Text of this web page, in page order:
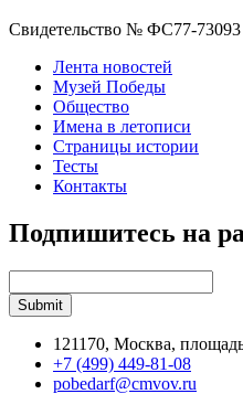
Свидетельство № ФС77-73093
Лента новостей
Музей Победы
Общество
Имена в летописи
Страницы истории
Тесты
Контакты
Подпишитесь на
121170, Москва,
+7 (499) 449-81-08
pobedarf@cmvov.ru